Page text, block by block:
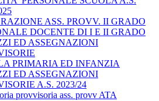
ASS. PROVV. II GRADO
DOCENTE DI I E II GRADO
ED ASSEGNAZIONI
PRIMARIA ED INFANZIA
ED ASSEGNAZIONI
A.S. 2023/24
provvisoria ass. provv ATA